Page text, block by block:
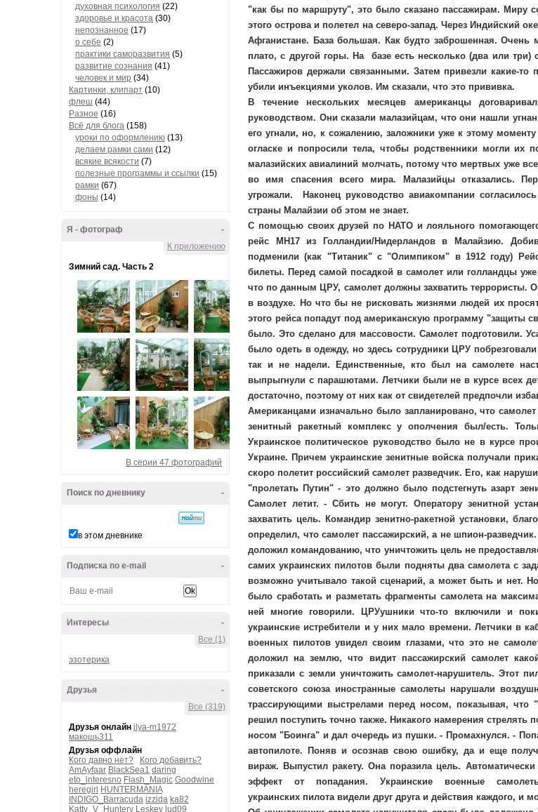
духовная психология (22)
здоровье и красота (30)
непознанное (17)
о себе (2)
практики саморазвития (5)
развитие сознания (41)
человек и мир (34)
Картинки, клипарт (10)
флеш (44)
Разное (16)
Всё для блога (158)
уроки по оформлению (13)
делаем рамки сами (12)
всякие всякости (7)
полезные программы и ссылки (15)
рамки (67)
фоны (14)
-
Я - фотограф
К приложению
Зимний сад. Часть 2
В серии 47 фотографий
-
Поиск по дневнику
в этом дневнике
-
Подписка по e-mail
-
Интересы
Все (1)
эзотерика
-
Друзья
Все (319)
Друзья онлайн ilya-m1972
макошь311
Друзья оффлайн
Кого давно нет?
Кого добавить?
AmAyfaar BlackSea1 daring
eto_interesno Flash_Magic Goodwine
heregirl HUNTERMANIA
INDIGO_Barracuda izzida ka82
Katty_V_Huntery Leskey lud09
"как бы по маршруту", это было сказано пассажирам. Миру
этого острова и полетел на северо-запад. Через Индийский
Афганистане. База большая. Как будто заброшенная.
плато, с другой горы. На базе есть несколько (два или
Пассажиров держали связанными. Затем привезли какие-то
убили инъекциями уколов. Им сказали, что это прививка.
В течение нескольких месяцев американцы
руководством. Они сказали малазийцам, что они нашли
его угнали, но, к сожалению, заложники уже к этому
огласке и попросили тела, чтобы родственники могли их
малазийских авиалиний молчать, потому что мертвых уже
во имя спасения всего мира. Малазийцы отказались.
угрожали. Наконец руководство авиакомпании
страны Малайзии об этом не знает.
С помощью своих друзей по НАТО и лояльного
рейс MH17 из Голландии/Нидерландов в Малайзию.
подменили (как "Титаник" с "Олимпиком" в 1912 году)
билеты. Перед самой посадкой в самолет или голландцы
что по данным ЦРУ, самолет должны захватить террористы.
в воздухе. Но что бы не рисковать жизнями людей их
этого рейса попадут под американскую программу "защиты
было. Это сделано для массовости. Самолет подготовили.
было одеть в одежду, но здесь сотрудники ЦРУ
так и не надели. Единственные, кто был на самолете
выпрыгнули с парашютами. Летчики были не в курсе всех
достаточно, поэтому от них как от свидетелей предпочли
Американцами изначально было запланировано, что
зенитный ракетный комплекс у ополчения был/есть.
Украинское политическое руководство было не в курсе
Украине. Причем украинские зенитные войска получали
скоро полетит российский самолет разведчик. Его, как
"пролетать Путин" - это должно было подстегнуть азарт
Самолет летит. - Сбить не могут. Оператору зенитной
захватить цель. Командир зенитно-ракетной установки,
определил, что самолет пассажирский, а не шпион-
доложил командованию, что уничтожить цель не
самих украинских пилотов были подняты два самолета с
возможно учитывало такой сценарий, а может быть и нет.
было сработать и разметать фрагменты самолета на
ней многие говорили. ЦРУушники что-то включили и
украинские истребители и у них мало времени. Летчики в
военных пилотов увидел своим глазами, что это не
доложил на землю, что видит пассажирский самолет
приказали с земли уничтожить самолет-нарушитель. Этот
советского союза иностранные самолеты нарушали
трассирующими выстрелами перед носом, показывая, что
решил поступить точно также. Никакого намерения
носом "Боинга" и дал очередь из пушки. - Промахнулся. -
автопилоте. Поняв и осознав свою ошибку, да и еще
вираж. Выпустил ракету. Она поразила цель.
эффект от попадания. Украинские военные
украинских пилота видели друг друга и действия каждого, и